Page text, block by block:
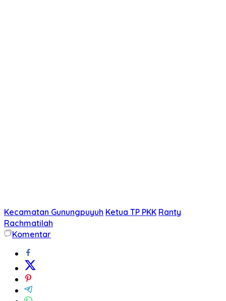
Kecamatan Gunungpuyuh Ketua TP PKK Ranty
Rachmatilah
Komentar